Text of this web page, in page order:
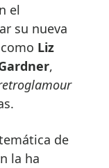
el
su nueva
Liz
,
de
la ha